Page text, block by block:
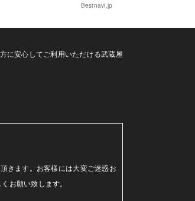
Bestnavi.jp
に安心してご利用いただける武蔵屋
きます。お客様には大変ご迷惑お
お願い致します。